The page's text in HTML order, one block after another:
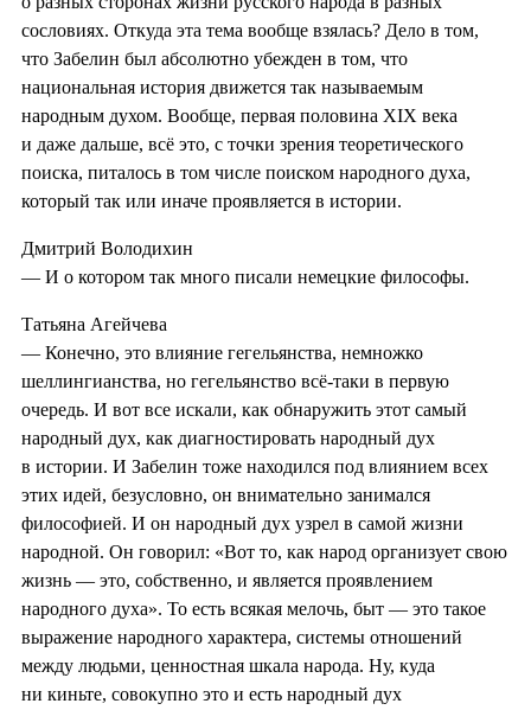
сословиях. Откуда эта тема вообще взялась? Дело в том,
что Забелин был абсолютно убежден в том, что
национальная история движется так называемым
народным духом. Вообще, первая половина XIX века
и даже дальше, всё это, с точки зрения теоретического
поиска, питалось в том числе поиском народного духа,
который так или иначе проявляется в истории.
Дмитрий Володихин
— И о котором так много писали немецкие философы.
Татьяна Агейчева
— Конечно, это влияние гегельянства, немножко
шеллингианства, но гегельянство всё-таки в первую
очередь. И вот все искали, как обнаружить этот самый
народный дух, как диагностировать народный дух
в истории. И Забелин тоже находился под влиянием всех
этих идей, безусловно, он внимательно занимался
философией. И он народный дух узрел в самой жизни
народной. Он говорил: «Вот то, как народ организует свою
жизнь — это, собственно, и является проявлением
народного духа». То есть всякая мелочь, быт — это такое
выражение народного характера, системы отношений
между людьми, ценностная шкала народа. Ну, куда
ни киньте, совокупно это и есть народный дух